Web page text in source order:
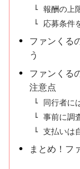
報酬の上
応募条件
ファンくる
う
ファンくる
注意点
同行者に
事前に調
支払いは
まとめ！フ